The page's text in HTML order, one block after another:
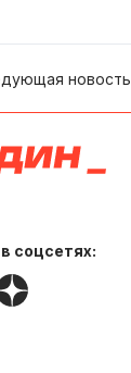
новость
соцсетях: